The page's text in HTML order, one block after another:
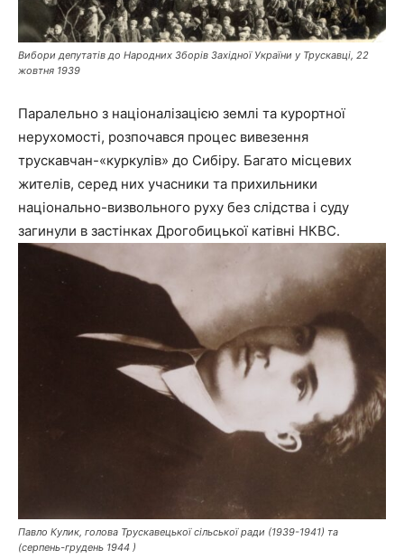
Вибори депутатів до Народних Зборів Західної України у Трускавці, 22
жовтня 1939
Паралельно з націоналізацією землі та курортної
нерухомості, розпочався процес вивезення
трускавчан-«куркулів» до Сибіру. Багато місцевих
жителів, серед них учасники та прихильники
національно-визвольного руху без слідства і суду
загинули в застінках Дрогобицької катівні НКВС.
Павло Кулик, голова Трускавецької сільської ради (1939-1941) та
(серпень-грудень 1944 )